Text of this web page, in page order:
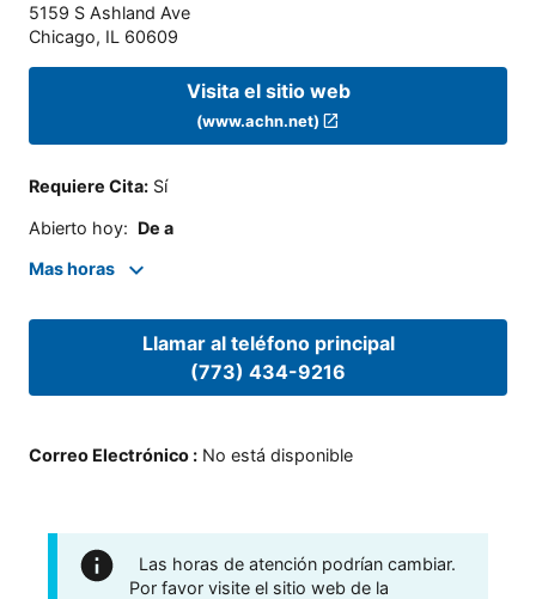
5159 S Ashland Ave
Chicago, IL 60609
Visita el sitio web
(www.achn.net)
Requiere Cita: Sí
Abierto hoy: De a
Mas horas
Llamar al teléfono principal
(773) 434-9216
Correo Electrónico : No está disponible
Las horas de atención podrían cambiar.
Por favor visite el sitio web de la